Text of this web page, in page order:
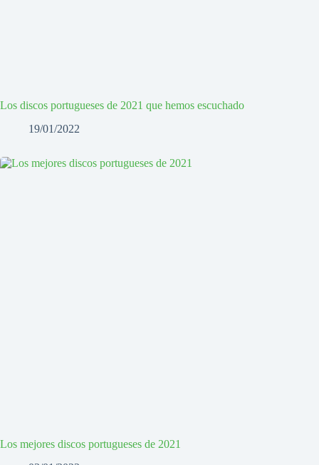
Los discos portugueses de 2021 que hemos escuchado
19/01/2022
Los mejores discos portugueses de 2021